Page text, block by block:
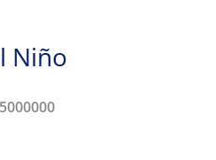
Niño